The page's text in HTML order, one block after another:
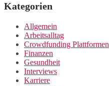
Kategorien
Allgemein
Arbeitsalltag
Crowdfunding Plattformen
Finanzen
Gesundheit
Interviews
Karriere